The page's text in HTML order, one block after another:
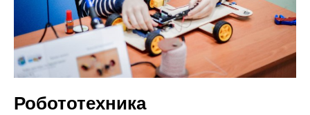
Робототехника